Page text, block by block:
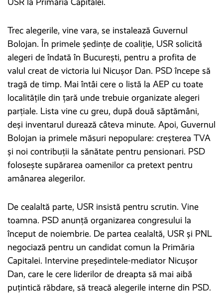
Trec alegerile, vine vara, se instalează Guvernul
Bolojan. În primele ședințe de coaliție, USR solicită
alegeri de îndată în București, pentru a profita de
valul creat de victoria lui Nicușor Dan. PSD începe să
tragă de timp. Mai întâi cere o listă la AEP cu toate
localitățile din țară unde trebuie organizate alegeri
parțiale. Lista vine cu greu, după două săptămâni,
deși inventarul durează câteva minute. Apoi, Guvernul
Bolojan ia primele măsuri nepopulare: creșterea TVA
și noi contribuții la sănătate pentru pensionari. PSD
folosește supărarea oamenilor ca pretext pentru
amânarea alegerilor.
De cealaltă parte, USR insistă pentru scrutin. Vine
toamna. PSD anunță organizarea congresului la
început de noiembrie. De partea cealaltă, USR și PNL
negociază pentru un candidat comun la Primăria
Capitalei. Intervine președintele-mediator Nicușor
Dan, care le cere liderilor de dreapta să mai aibă
puțintică răbdare, să treacă alegerile interne din PSD.